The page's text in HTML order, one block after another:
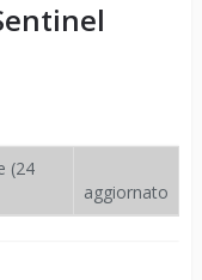
(24
aggiornato